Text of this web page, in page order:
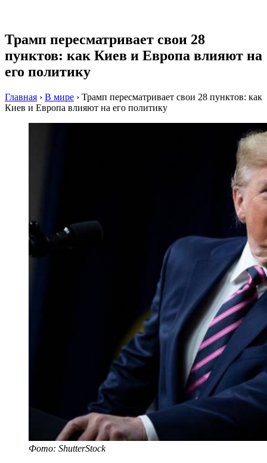
Трамп пересматривает свои 28
пунктов: как Киев и Европа влияют на
его политику
Главная › В мире › Трамп пересматривает свои 28 пунктов: как
Киев и Европа влияют на его политику
Фото: ShutterStock